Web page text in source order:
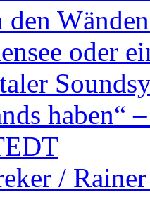
den
oder
haben“
/